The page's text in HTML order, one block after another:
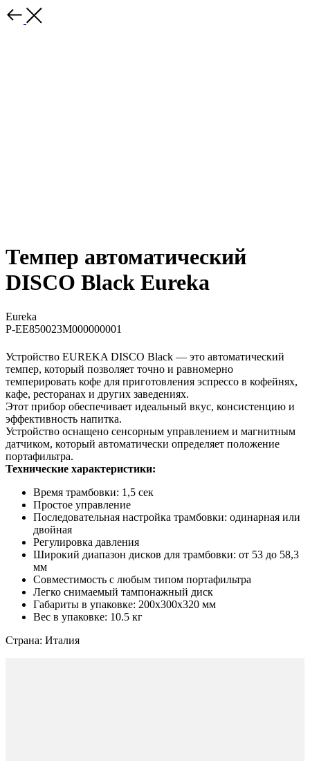
Темпер автоматический
DISCO Black Eureka
Eureka
P-EE850023M000000001
Устройство EUREKA DISCO Black — это автоматический
темпер, который позволяет точно и равномерно
темперировать кофе для приготовления эспрессо в кофейнях,
кафе, ресторанах и других заведениях.
Этот прибор обеспечивает идеальный вкус, консистенцию и
эффективность напитка.
Устройство оснащено сенсорным управлением и магнитным
датчиком, который автоматически определяет положение
портафильтра.
Технические характеристики:
Время трамбовки: 1,5 сек
Простое управление
Последовательная настройка трамбовки: одинарная или
двойная
Регулировка давления
Широкий диапазон дисков для трамбовки: от 53 до 58,3
мм
Совместимость с любым типом портафильтра
Легко снимаемый тампонажный диск​
Габариты в упаковке: 200х300х320 мм
Вес в упаковке: 10.5 кг
Страна: Италия